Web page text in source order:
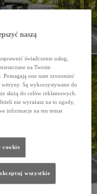
naszą
świadczenie usług,
na Twoim
one nam zrozumieć
Są wykorzystywane do
służą do celów reklamowych.
nie wyrażasz na to zgody,
informacje na ten temat
cookie
wszystkie